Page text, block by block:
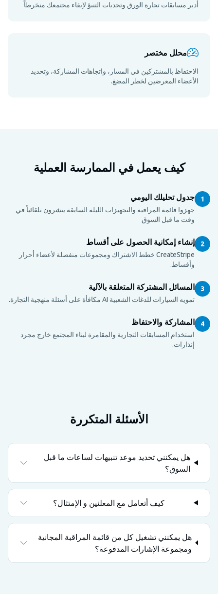
أدير مسابقات تجارة الورق وتحديات التنبؤ لإبقاء مجتمعك منخرطاً
محلل مختصر
الاحتفاظ بالمشتركين في المسار، واتجاهات المشاركة، وتحديد
الأعضاء المعرضين لخطر المضغ.
كيف يعمل في الممارسة العملية
1 جدول تحليلك اليومي
جهزوا قائمة المراقبة والتجهيزات الليلة السابقة ينشرون تلقائياً في
وقت ما قبل السوق
2 إنشاء إمكانية الحصول على أقساط
CreateStripe خطط الاشتراك ومجموعات منفصلة لأعضاء أحرار
وأقساط.
3 المسائل المشتركة المتعلقة بالآلية
تمويه السيارات للدغات الشعبية AI مكافأة على أسئلة منهجية التجارة.
4 المشاركة والاحتفاظ
استخدام المسابقات التجارية والمقامرة لبناء المجتمع خارج مجرد
إنذارات.
الأسئلة المتكررة
هل يمكنني تحديد موعد تنبيهات لساعات ما قبل
السوق؟
كيف أتعامل مع المعلنين و الإمتثال؟
هل يمكنني تشغيل كل من قائمة المراقبة المجانية
ومجموعة الإشارات المدفوعة؟